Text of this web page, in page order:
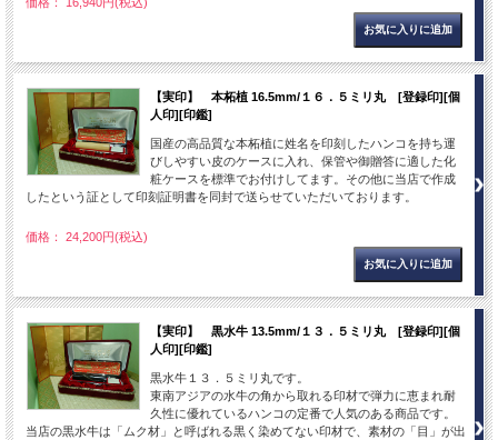
【実印】 本柘植 16.5mm/１６．５ミリ丸 [登録印][個
人印][印鑑]
国産の高品質な本柘植に姓名を印刻したハンコを持ち運
びしやすい皮のケースに入れ、保管や御贈答に適した化
粧ケースを標準でお付けしてます。その他に当店で作成
したという証として印刻証明書を同封で送らせていただいております。
価格： 24,200円(税込)
【実印】 黒水牛 13.5mm/１３．５ミリ丸 [登録印][個
人印][印鑑]
黒水牛１３．５ミリ丸です。
東南アジアの水牛の角から取れる印材で弾力に恵まれ耐
久性に優れているハンコの定番で人気のある商品です。
当店の黒水牛は「ムク材」と呼ばれる黒く染めてない印材で、素材の「目」が出